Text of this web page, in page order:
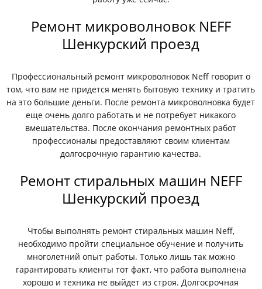
Ремонт микроволновок NEFF
Шенкурский проезд
Профессиональный ремонт микроволновок Neff говорит о
том, что вам не придется менять бытовую технику и тратить
на это большие деньги. После ремонта микроволновка будет
еще очень долго работать и не потребует никакого
вмешательства. После окончания ремонтных работ
профессионалы предоставляют своим клиентам
долгосрочную гарантию качества.
Ремонт стиральных машин NEFF
Шенкурский проезд
Чтобы выполнять ремонт стиральных машин Neff,
необходимо пройти специальное обучение и получить
многолетний опыт работы. Только лишь так можно
гарантировать клиенты тот факт, что работа выполнена
хорошо и техника не выйдет из строя. Долгосрочная